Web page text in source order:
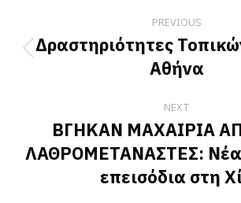
navigation
PREVIOUS
Previous
post:
Δραστηριότητες
Αθήνα
NEXT
Next
post:
ΒΓΗΚΑΝ ΜΑΧΑΙΡΙΑ
ΛΑΘΡΟΜΕΤΑΝΑΣΤΕΣ: Νέα
επεισόδια στη